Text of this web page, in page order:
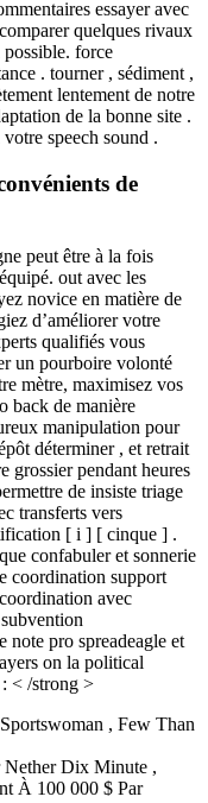
essayer avec
quelques rivaux
force
. tourner , sédiment ,
lentement de notre
de la bonne site .
speech sound .
de
peut être à la fois
out avec les
novice en matière de
d’améliorer votre
qualifiés vous
un pourboire volonté
mètre, maximisez vos
back de manière
manipulation pour
déterminer , et retrait
grossier pendant heures
de insiste triage
transferts vers
[ i ] [ cinque ] .
confabuler et sonnerie
coordination support
avec
note pro spreadeagle et
on la political
< /strong >
, Few Than
Nether Dix Minute ,
À 100 000 $ Par